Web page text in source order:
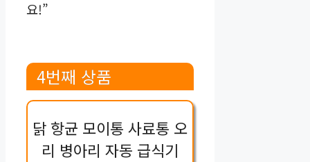
요!”
4번째 상품
닭 항균 모이통 사료통 오
리 병아리 자동 급식기